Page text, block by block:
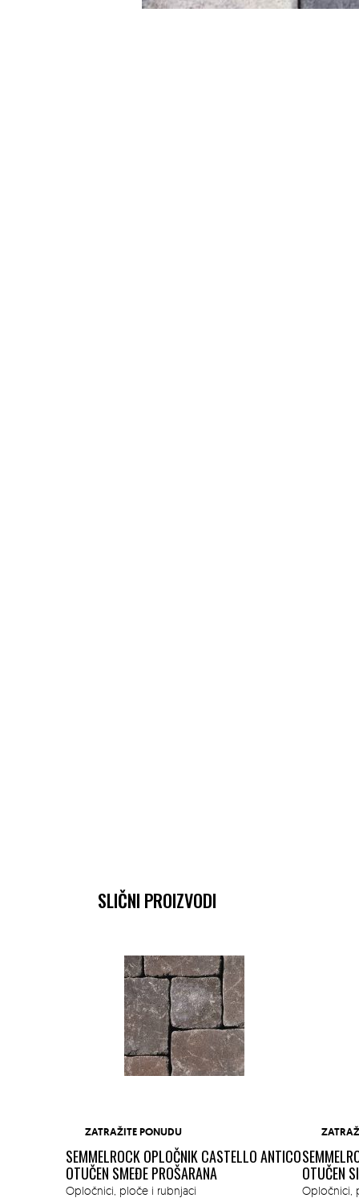
SLIČNI PROIZVODI
ZATRAŽITE PONUDU
SEMMELROCK OPLOČNIK CASTELLO ANTICO
OTUČEN SMEĐE PROŠARANA
Opločnici, ploče i rubnjaci
OTUČEN
Opločnici,